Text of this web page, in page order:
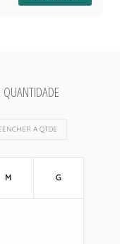
A QTDE
M G